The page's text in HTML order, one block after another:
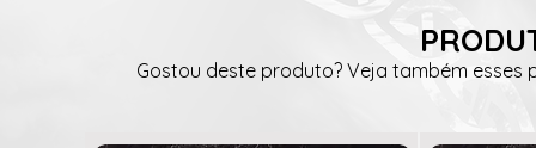
Gostou deste produto? Veja também